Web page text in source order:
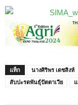
แท็ก นางศิริพร เดชสิงห์
สับปะรดพันธุ์ปัตตาเวีย